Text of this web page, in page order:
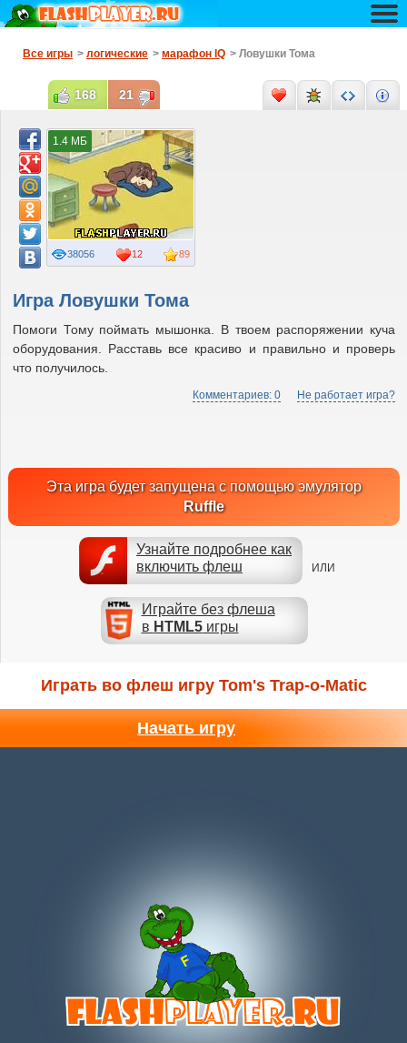
Все игры > логические > марафон IQ > Ловушки Тома
Игра Ловушки Тома
Помоги Тому поймать мышонка. В твоем распоряжении куча
оборудования. Расставь все красиво и правильно и проверь
что получилось.
Комментариев: 0 Не работает игра?
Эта игра будет запущена с помощью эмулятор
Ruffle
Узнайте подробнее как
включить флеш
ИЛИ
Играйте без флеша
в HTML5игры
89
38056 12
1.4 МБ
168 21
Играть во флеш игру Tom's Trap-o-Matic
Начать игру